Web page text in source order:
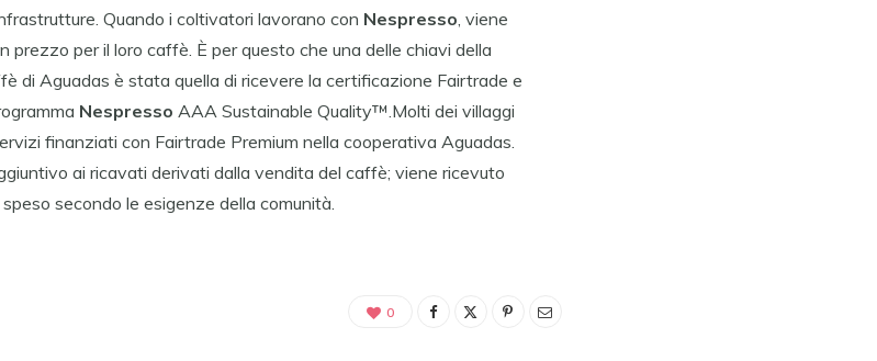
Quando i coltivatori lavorano con Nespresso , viene
prezzo per il loro caffè. È per questo che una delle chiavi della
di Aguadas è stata quella di ricevere la certificazione Fairtrade e
Nespresso AAA Sustainable Quality™.Molti dei villaggi
finanziati con Fairtrade Premium nella cooperativa Aguadas.
ai ricavati derivati dalla vendita del caffè; viene ricevuto
secondo le esigenze della comunità.
0